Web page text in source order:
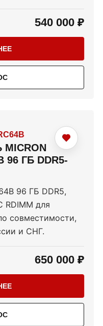
540 000 ₽
96 ГБ DDR5-
96 ГБ DDR5,
RDIMM для
совместимости,
и СНГ.
650 000 ₽